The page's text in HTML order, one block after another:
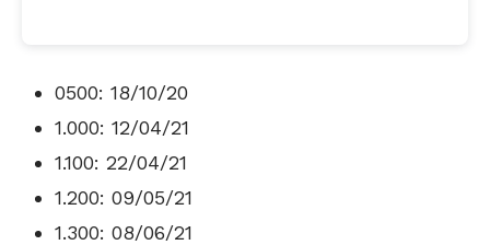
0500: 18/10/20
1.000: 12/04/21
1.100: 22/04/21
1.200: 09/05/21
1.300: 08/06/21